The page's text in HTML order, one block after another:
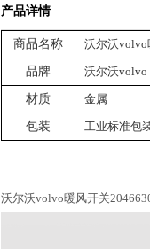
产品详情
商品名称 沃尔沃volvo
品牌 沃尔沃volvo
材质 金属
包装 工业标准包
沃尔沃volvo暖风开关